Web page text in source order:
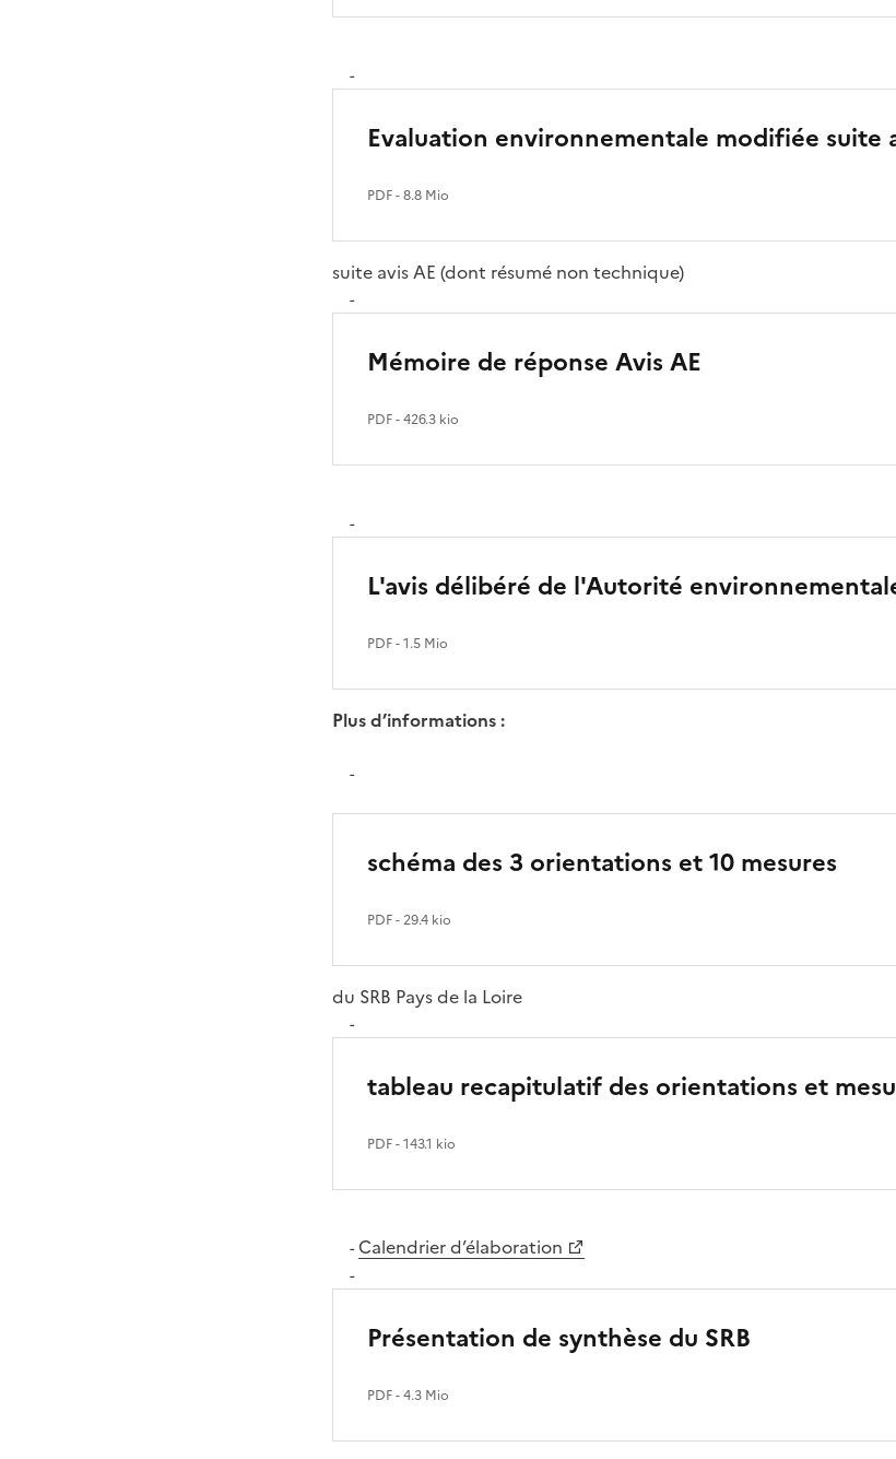
-
Evaluation environnementale modifiée suite
PDF- 8.8 Mio
suite avis AE (dont résumé non technique)
-
Mémoire de réponse Avis AE
PDF- 426.3 kio
-
L'avis délibéré de l'Autorité
PDF- 1.5 Mio
Plus d’informations :
-
schéma des 3 orientations et 10 mesures
PDF- 29.4 kio
du SRB Pays de la Loire
-
tableau recapitulatif des orientations et
PDF- 143.1 kio
- Calendrier d’élaboration
-
Présentation de synthèse du SRB
PDF- 4.3 Mio